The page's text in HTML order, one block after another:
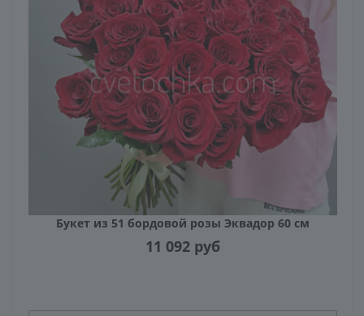
Букет из 51 бордовой розы Эквадор 60 см
11 092 руб